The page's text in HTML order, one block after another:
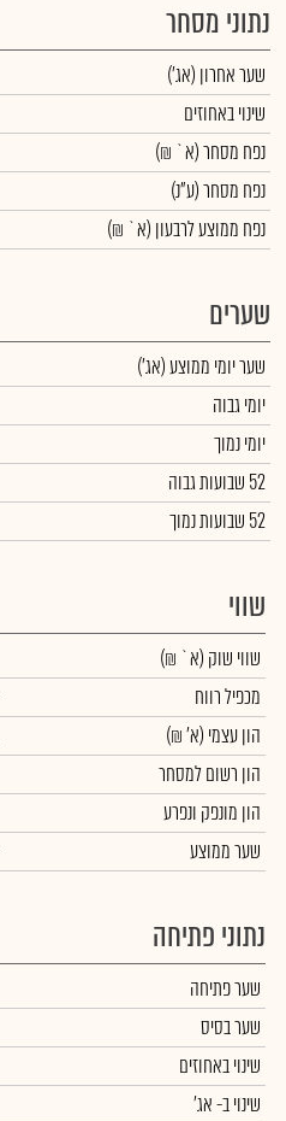
נתוני מסחר
שער אחרון (אג')
שינוי באחוזים
נפח מסחר(א` ₪)
נפח מסחר(ע"נ)
נפח ממוצע לרבעון (א` ₪)
שערים
שער יומי ממוצע(אג')
יומי גבוה
יומי נמוך
52 שבועות גבוה
52 שבועות נמוך
שווי
שווי שוק (א` ₪)
מכפיל רווח
הון עצמי (א' ₪)
הון רשום למסחר
הון מונפק ונפרע
שער ממוצע
נתוני פתיחה
שער פתיחה
שער בסיס
שינוי באחוזים
שינויב- אג'